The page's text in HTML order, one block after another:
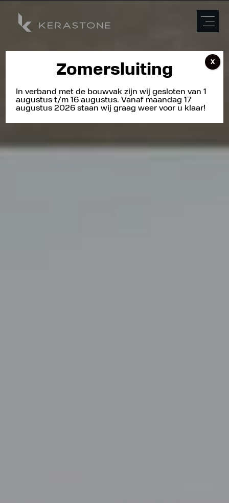
Zomersluiting
In verband met de bouwvak zijn wij gesloten van 1
augustus t/m 16 augustus. Vanaf maandag 17
augustus 2026 staan wij graag weer voor u klaar!
X